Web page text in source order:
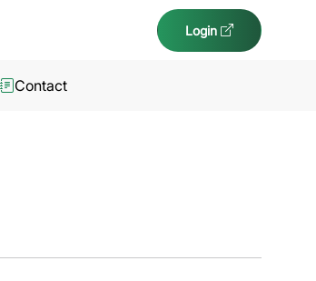
Login
Contact